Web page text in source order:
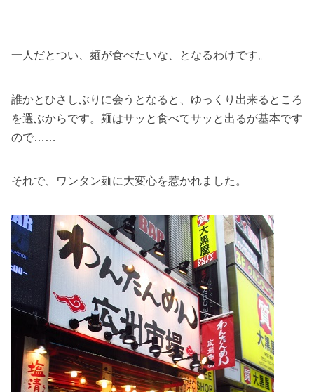
一人だとつい、麺が食べたいな、となるわけです。
誰かとひさしぶりに会うとなると、ゆっくり出来るところ
を選ぶからです。麺はサッと食べてサッと出るが基本です
ので……
それで、ワンタン麺に大変心を惹かれました。